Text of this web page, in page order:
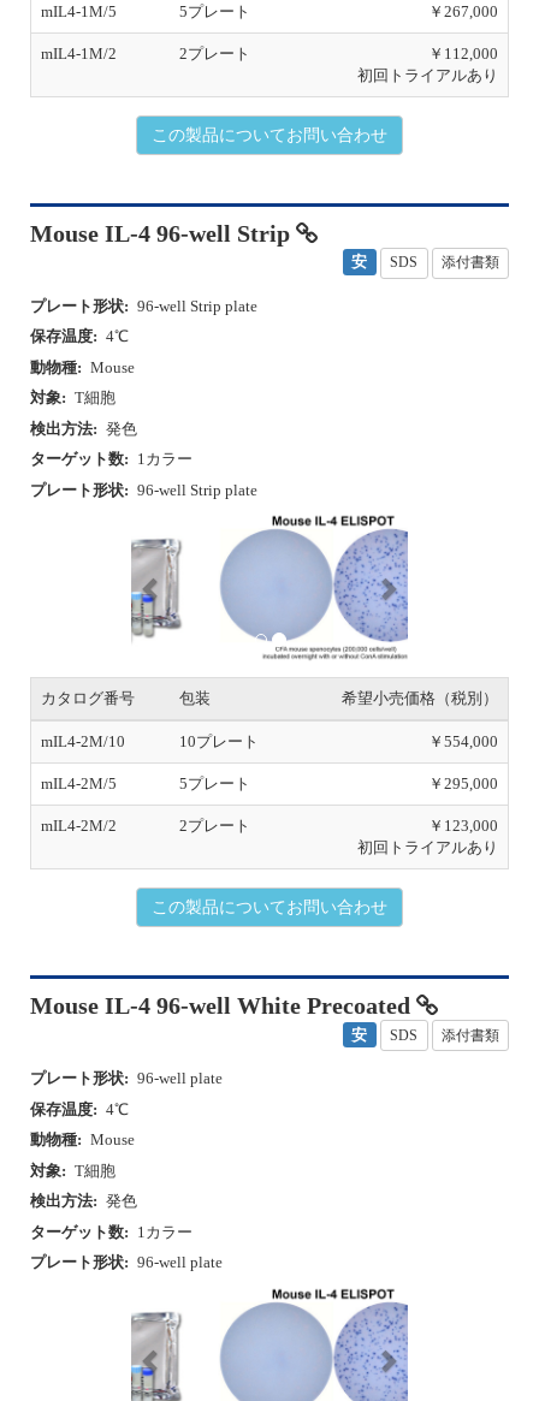
mIL4-1M/5 5プレート ￥267,000
mIL4-1M/2 2プレート
￥112,000
初回トライアルあり
この製品についてお問い合わせ
Mouse IL-4 96-well Strip
安 SDS 添付書類
プレート形状: 96-well Strip plate
保存温度: 4℃
動物種: Mouse
対象: T細胞
検出方法: 発色
ターゲット数: 1カラー
プレート形状: 96-well Strip plate
r
e
v
i
o
s
N
e
x
t
カタログ番号 包装 希望小売価格（税別）
mIL4-2M/10 10プレート ￥554,000
mIL4-2M/5 5プレート ￥295,000
mIL4-2M/2 2プレート
￥123,000
初回トライアルあり
この製品についてお問い合わせ
Mouse IL-4 96-well White Precoated
安 SDS 添付書類
プレート形状: 96-well plate
保存温度: 4℃
動物種: Mouse
対象: T細胞
検出方法: 発色
ターゲット数: 1カラー
プレート形状: 96-well plate
r
e
v
i
N
e
x
t